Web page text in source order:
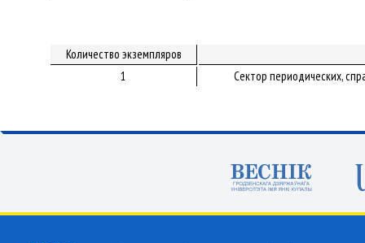
Количество экземпляров
1
Сектор периодических,